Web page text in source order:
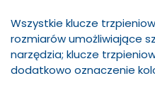
Wszystkie klucze
rozmiarów umożliwiające
narzędzia; klucze
dodatkowo oznaczenie